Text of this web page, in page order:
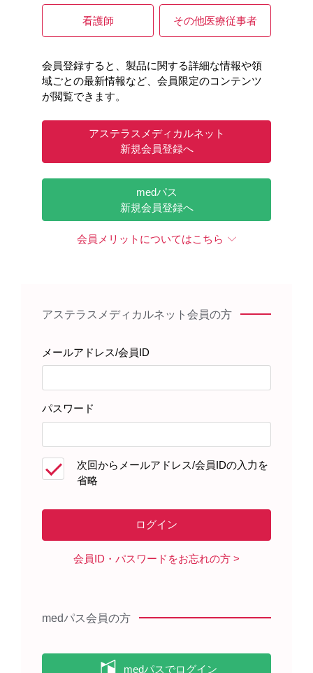
カテゴリーで絞り込む
Webセミナー・関連動画
診療サポート 医療関連情報
製品情報・安全性情報
セミナー・講演会
診療サポート
看護師 その他医療従事者
会員登録すると、製品に関する詳細な情報や領
域ごとの最新情報など、会員限定のコンテンツ
が閲覧できます。
アステラスメディカルネット
新規会員登録へ
medパス
新規会員登録へ
会員メリットについてはこちら
アステラスメディカルネット会員の方
メールアドレス/会員ID
パスワード
次回からメールアドレス/会員IDの入力を
省略
会員ID・パスワードをお忘れの方
medパス会員の方